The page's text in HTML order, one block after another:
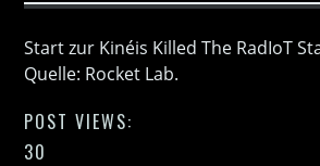
Start zur Kinéis Killed The RadIoT
Quelle: Rocket Lab.
POST VIEWS:
30